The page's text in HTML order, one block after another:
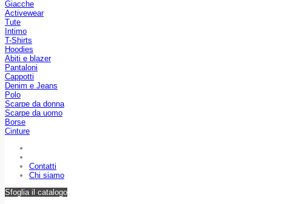
Giacche
Activewear
Tute
Intimo
T-Shirts
Hoodies
Abiti e blazer
Pantaloni
Cappotti
Denim e Jeans
Polo
Scarpe da donna
Scarpe da uomo
Borse
Cinture
Contatti
Chi siamo
Sfoglia il catalogo